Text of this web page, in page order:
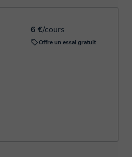
la réservation.
6 €/cours
Offre un essai gratuit